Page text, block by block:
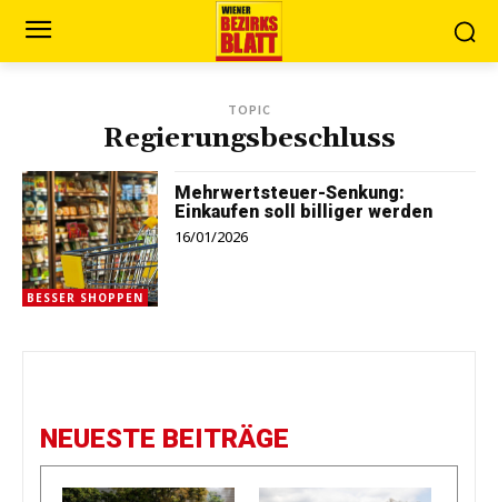
TOPIC
Regierungsbeschluss
BESSER SHOPPEN
Mehrwertsteuer-Senkung:
Einkaufen soll billiger werden
16/01/2026
NEUESTE BEITRÄGE